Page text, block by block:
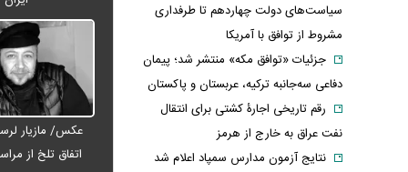
عکس/ مازیار
اتفاق تلخ از
سیاست‌های دولت چهاردهم تا طرفداری
مشروط از توافق با آمریکا
جزئیات «توافق مکه» منتشر شد؛ پیمان
دفاعی سه‌جانبه ترکیه، عربستان و پاکستان
رقم تاریخی اجارۀ کشتی برای انتقال
نفت عراق به خارج از هرمز
نتایج آزمون مدارس سمپاد اعلام شد